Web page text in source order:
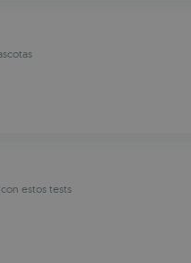
estos tests